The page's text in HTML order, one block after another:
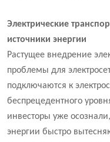
Электрические
источники энергии
Растущее внедрение
проблемы для
подключаются к
беспрецедентного
инвесторы уже
энергии быстро